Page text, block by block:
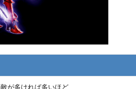
が多ければ多いほど